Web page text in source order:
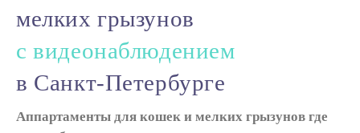
мелких грызунов
с видеонаблюдением
в Санкт-Петербурге
Аппартаменты для кошек и мелких грызунов где